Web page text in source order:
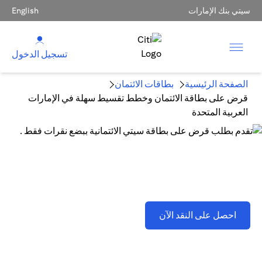
سيتي بنك الإمارات English
تسجيل الدخول
الصفحة الرئيسية
بطاقات الائتمان
قرض على بطاقة الائتمان وخطط تقسيط سهلة في الإمارات
العربية المتحدة
احصل على النقد الآن